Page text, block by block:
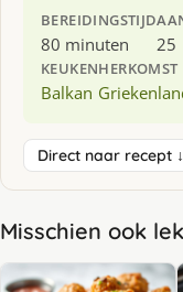
BEREIDINGSTIJD
80 minuten 25
KEUKEN
Balkan
HERKOMST
Direct naar recept ↓
Misschien ook